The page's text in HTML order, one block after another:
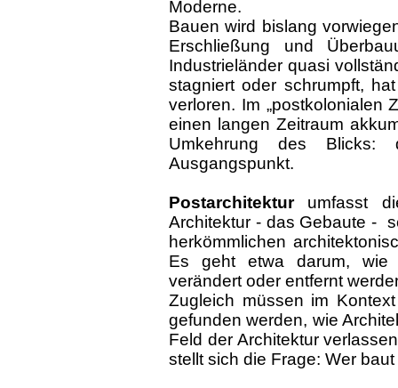
Moderne.
Bauen wird bislang
Erschließung und
Industrieländer quasi
stagniert oder schrumpft,
verloren. Im „postkolonialen
einen langen Zeitraum
Umkehrung des
Ausgangspunkt.
Postarchitekturumfasst
Architektur - das Gebaute -
herkömmlichen
Es geht etwa darum, wie
verändert oder entfernt
Zugleich müssen im
gefunden werden, wie
Feld der Architektur
stellt sich die Frage: Wer